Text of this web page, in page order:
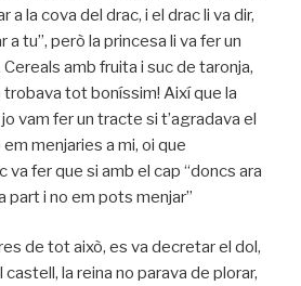
a la cova del drac, i el drac li va dir,
a tu”, però la princesa li va fer un
amb fruita i suc de taronja,
trobava tot boníssim! Així que la
jo vam fer un tracte si t’agradava el
menjaries a mi, oi que
va fer que si amb el cap “doncs ara
part i no em pots menjar”
de tot això, es va decretar el dol,
la reina no parava de plorar,